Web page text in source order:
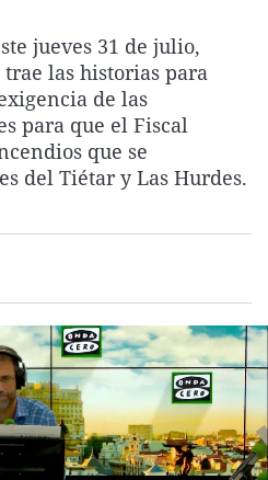
Gente viajera
Como el perro y el
Retornados
Equipo de
Operación Viuda
Galicia
La Rioja
Navarra
País Vasco
Televisión
Elecciones
jueves 31 de julio,
las historias para
de las
para que el Fiscal
que se
del Tiétar y Las Hurdes.